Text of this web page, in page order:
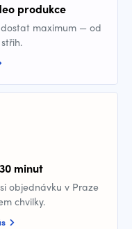
produkce
maximum — od
minut
objednávku v Praze
chvilky.